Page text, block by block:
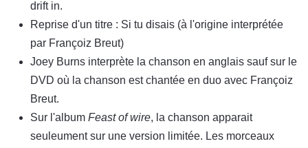
drift in.
Reprise d'un titre : Si tu disais (à l'origine interprétée
par Françoiz Breut)
Joey Burns interprète la chanson en anglais sauf sur le
DVD où la chanson est chantée en duo avec Françoiz
Breut.
Sur l'album Feast of wire, la chanson apparait
seuleument sur une version limitée. Les morceaux